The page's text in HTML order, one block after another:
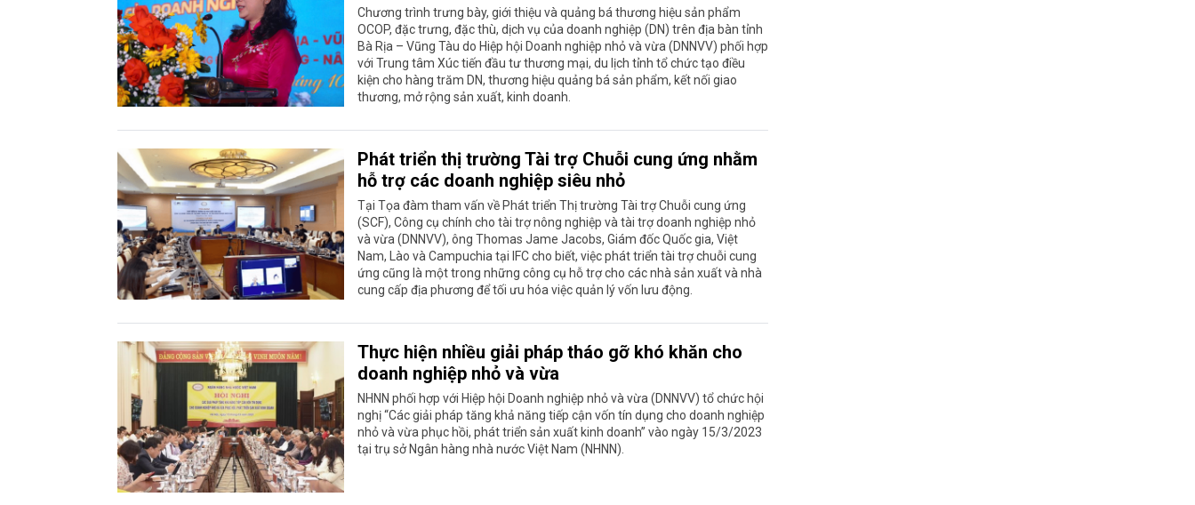
Chương trình trưng bày, giới thiệu và quảng bá thương hiệu sản phẩm
OCOP, đặc trưng, đặc thù, dịch vụ của doanh nghiệp (DN) trên địa bàn tỉnh
Bà Rịa – Vũng Tàu do Hiệp hội Doanh nghiệp nhỏ và vừa (DNNVV) phối hợp
với Trung tâm Xúc tiến đầu tư thương mại, du lịch tỉnh tổ chức tạo điều
kiện cho hàng trăm DN, thương hiệu quảng bá sản phẩm, kết nối giao
thương, mở rộng sản xuất, kinh doanh.
Phát triển thị trường Tài trợ Chuỗi cung ứng nhằm
hỗ trợ các doanh nghiệp siêu nhỏ
Tại Tọa đàm tham vấn về Phát triển Thị trường Tài trợ Chuỗi cung ứng
(SCF), Công cụ chính cho tài trợ nông nghiệp và tài trợ doanh nghiệp nhỏ
và vừa (DNNVV), ông Thomas Jame Jacobs, Giám đốc Quốc gia, Việt
Nam, Lào và Campuchia tại IFC cho biết, việc phát triển tài trợ chuỗi cung
ứng cũng là một trong những công cụ hỗ trợ cho các nhà sản xuất và nhà
cung cấp địa phương để tối ưu hóa việc quản lý vốn lưu động.
Thực hiện nhiều giải pháp tháo gỡ khó khăn cho
doanh nghiệp nhỏ và vừa
NHNN phối hợp với Hiệp hội Doanh nghiệp nhỏ và vừa (DNNVV) tổ chức hội
nghị “Các giải pháp tăng khả năng tiếp cận vốn tín dụng cho doanh nghiệp
nhỏ và vừa phục hồi, phát triển sản xuất kinh doanh” vào ngày 15/3/2023
tại trụ sở Ngân hàng nhà nước Việt Nam (NHNN).